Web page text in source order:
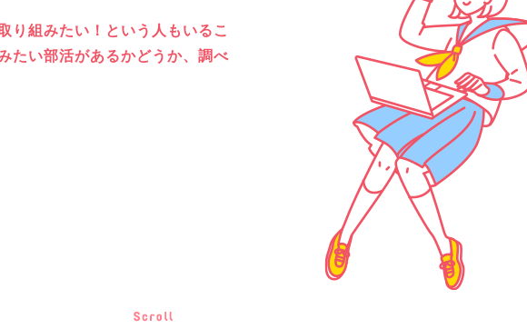
り組みたい！という人もいるこ
たい部活があるかどうか、調べ